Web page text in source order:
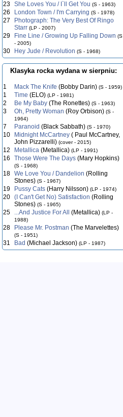
23 She Loves You / I`ll Get You (S - 1963)
26 London Town / I'm Carrying (S - 1978)
27
Photograph: The Very Best Of Ringo
Starr (LP - 2007)
29 Fine Line / Growing Up Falling Down (S
- 2005)
30 Hey Jude / Revolution (S - 1968)
Klasyka rocka wydana w sierpniu:
1 Mack The Knife (Bobby Darin) (S - 1959)
1 Time (ELO) (LP - 1981)
2 Be My Baby (The Ronettes) (S - 1963)
3 Oh, Pretty Woman (Roy Orbison) (S -
1964)
7 Paranoid (Black Sabbath) (S - 1970)
10 Midnight McCartney ( Paul McCartney,
John Pizzarelli) (cover - 2015)
12 Metallica (Metallica) (LP - 1991)
16 Those Were The Days (Mary Hopkins)
(S - 1968)
18 We Love You / Dandelion (Rolling
Stones) (S - 1967)
19 Pussy Cats (Harry Nilsson) (LP - 1974)
20 (I Can't Get No) Satisfaction (Rolling
Stones) (S - 1965)
25 ...And Justice For All (Metallica) (LP -
1988)
28 Please Mr. Postman (The Marvelettes)
(S - 1951)
31 Bad (Michael Jackson) (LP - 1987)